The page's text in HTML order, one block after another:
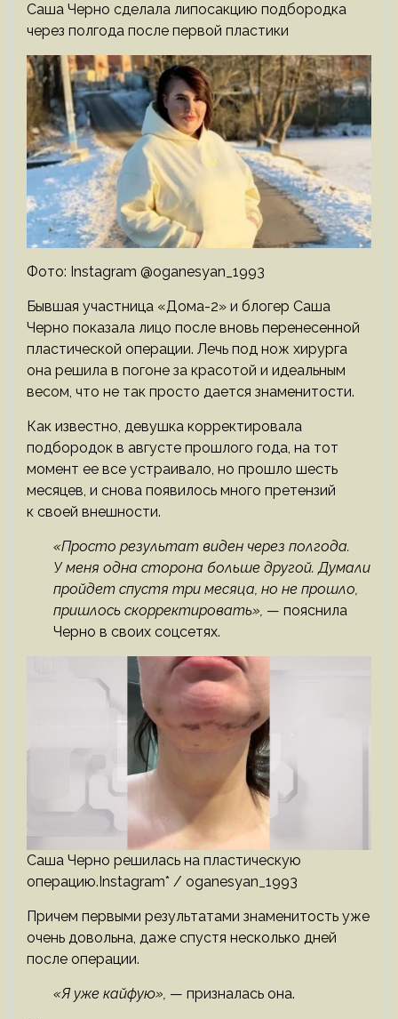
Саша Черно сделала липосакцию подбородка
через полгода после первой пластики
Фото: Instagram @oganesyan_1993
Бывшая участница «Дома-2» и блогер Саша
Черно показала лицо после вновь перенесенной
пластической операции. Лечь под нож хирурга
она решила в погоне за красотой и идеальным
весом, что не так просто дается знаменитости.
Как известно, девушка корректировала
подбородок в августе прошлого года, на тот
момент ее все устраивало, но прошло шесть
месяцев, и снова появилось много претензий
к своей внешности.
«Просто результат виден через полгода.
У меня одна сторона больше другой. Думали
пройдет спустя три месяца, но не прошло,
пришлось скорректировать», — пояснила
Черно в своих соцсетях.
Саша Черно решилась на пластическую
операцию.Instagram* / oganesyan_1993
Причем первыми результатами знаменитость уже
очень довольна, даже спустя несколько дней
после операции.
«Я уже кайфую», — призналась она.